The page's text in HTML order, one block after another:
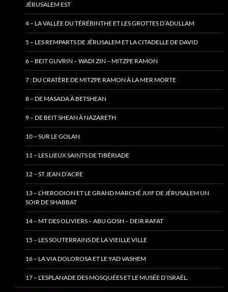
JÉRUSALEM EST
4 – LA VALLÉE DU TÉRÉBINTHE ET LES GROTTES D’ADULLAM
5 – LES REMPARTS DE JÉRUSALEM ET LA CITADELLE DE DAVID
6 – BEIT GUVRIN – WADI ZIN – MITZPE RAMON
7 : DU CRATÈRE DE MITZPE RAMON À LA MER MORTE
8 – DE MASADA À BETSHEAN
9 – DE BEIT SHEAN À NAZARETH
10 – SUR LE GOLAN
11 – LES LIEUX SAINTS DE TIBÉRIADE
12 – ST JEAN D’ACRE
13 – L’HERODION ET LE GRAND MARCHÉ JUIF DE JÉRUSALEM UN
SOIR DE SHABBAT
14 – MT DES OLIVIERS – ABU GOSH – DEIR RAFAT
15 – LES SOUTERRAINS DE LA VIEILLE VILLE
16 – LA VIA DOLOROSA ET LE YAD VASHEM
17 – L’ESPLANADE DES MOSQUÉES ET LE MUSÉE D’ISRAËL.